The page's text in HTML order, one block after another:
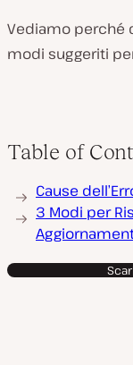
Vediamo perché
modi suggeriti
Table of
Cause
3 Modi per